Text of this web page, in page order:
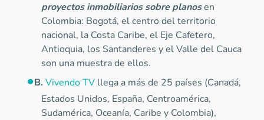
proyectos inmobiliarios sobre planosen
Colombia: Bogotá, el centro del territorio
nacional, la Costa Caribe, el Eje Cafetero,
Antioquia, los Santanderes y el Valle del Cauca
son una muestra de ellos.
B. Vivendo TV llega a más de 25 países (Canadá,
Estados Unidos, España, Centroamérica,
Sudamérica, Oceanía, Caribe y Colombia),